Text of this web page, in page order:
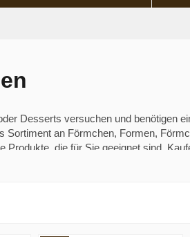
Desserts versuchen und benötigen
Sortiment an Förmchen, Formen,
die für Sie geeignet sind.